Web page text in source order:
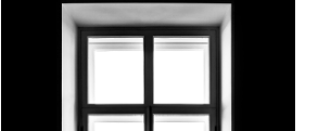
너무 시끄러운 고독·고독의 위로를 중심으로